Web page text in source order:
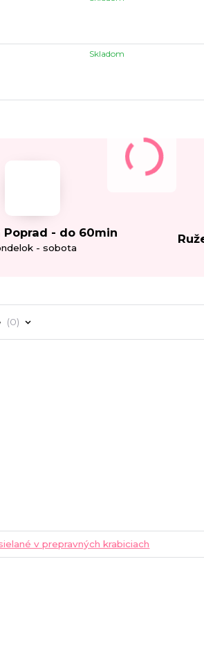
Skladom
Poprad - do 60min
- sobota
0
v prepravných krabiciach